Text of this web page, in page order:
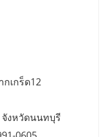
เกร็ด12
งหวัดนนทบุรี